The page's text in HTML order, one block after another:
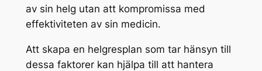
av sin helg utan att kompromissa med
effektiviteten av sin medicin.
Att skapa en helgresplan som tar hänsyn till
dessa faktorer kan hjälpa till att hantera